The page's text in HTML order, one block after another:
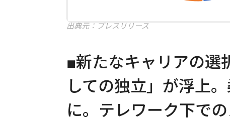
出典元：プレスリリース
■新たなキャリアの選
しての独立」が浮上
に。テレワーク下で